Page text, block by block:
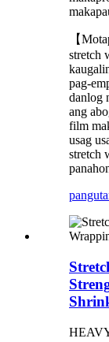
【
stretch
pag-
danlog
ang
film
usag
stretch